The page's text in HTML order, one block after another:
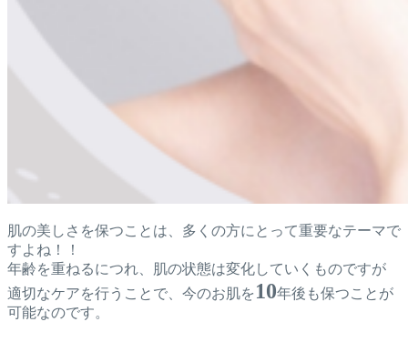
肌の美しさを保つことは、多くの方にとって重要なテーマで
すよね！！
年齢を重ねるにつれ、肌の状態は変化していくものですが
適切なケアを行うことで、今のお肌を 10年後も保つことが
可能なのです。